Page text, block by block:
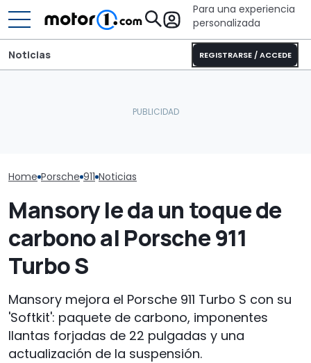
Para una experiencia
personalizada
REGISTRARSE / ACCEDE
Noticias
Home Porsche 911 Noticias
Mansory le da un toque de
carbono al Porsche 911
Turbo S
Mansory mejora el Porsche 911 Turbo S con su
'Softkit': paquete de carbono, imponentes
llantas forjadas de 22 pulgadas y una
actualización de la suspensión.